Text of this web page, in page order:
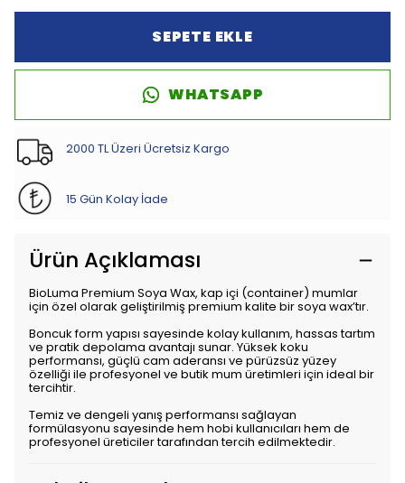
SEPETE EKLE
WHATSAPP
2000 TL Üzeri Ücretsiz Kargo
15 Gün Kolay İade
Ürün Açıklaması
BioLuma Premium Soya Wax, kap içi (container) mumlar
için özel olarak geliştirilmiş premium kalite bir soya wax’tır.
Boncuk form yapısı sayesinde kolay kullanım, hassas tartım
ve pratik depolama avantajı sunar. Yüksek koku
performansı, güçlü cam aderansı ve pürüzsüz yüzey
özelliği ile profesyonel ve butik mum üretimleri için ideal bir
tercihtir.
Temiz ve dengeli yanış performansı sağlayan
formülasyonu sayesinde hem hobi kullanıcıları hem de
profesyonel üreticiler tarafından tercih edilmektedir.